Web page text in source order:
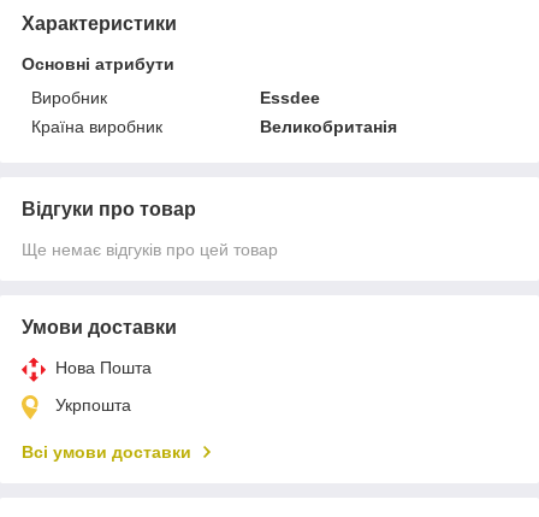
Характеристики
Основні атрибути
Виробник
Essdee
Країна виробник
Великобританія
Відгуки про товар
Ще немає відгуків про цей товар
Умови доставки
Нова Пошта
Укрпошта
Всі умови доставки